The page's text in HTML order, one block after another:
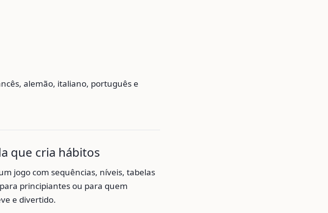
alemão, italiano, português e
que cria hábitos
jogo com sequências, níveis, tabelas
principiantes ou para quem
e divertido.